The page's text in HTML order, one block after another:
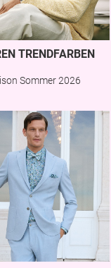
TRENDFARBEN
Sommer 2026